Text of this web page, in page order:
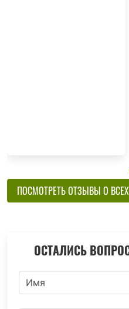
ПОСМОТРЕТЬ ОТЗЫВЫ О
ОСТАЛИСЬ